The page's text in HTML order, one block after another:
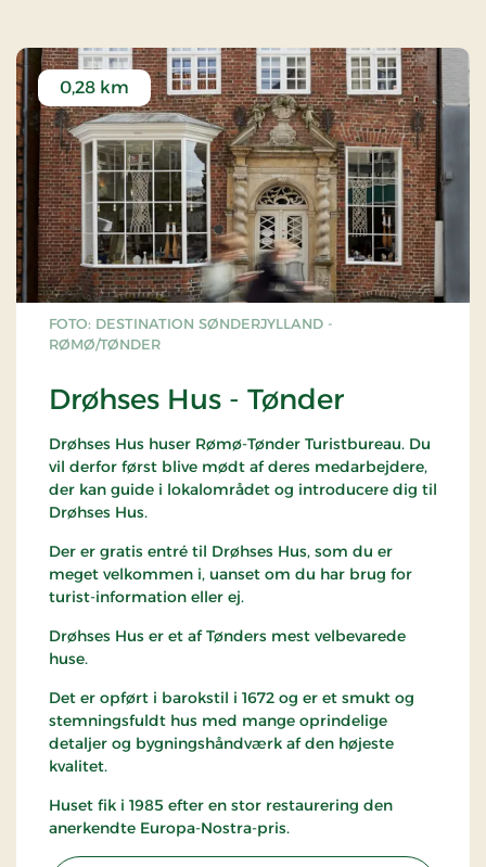
FOTO: DESTINATION SØNDERJYLLAND -
RØMØ/TØNDER
Drøhses Hus - Tønder
0,28 km
Drøhses Hus huser Rømø-Tønder Turistbureau. Du
vil derfor først blive mødt af deres medarbejdere,
der kan guide i lokalområdet og introducere dig til
Drøhses Hus.
Der er gratis entré til Drøhses Hus, som du er
meget velkommen i, uanset om du har brug for
turist-information eller ej.
Drøhses Hus er et af Tønders mest velbevarede
huse.
Det er opført i barokstil i 1672 og er et smukt og
stemningsfuldt hus med mange oprindelige
detaljer og bygningshåndværk af den højeste
kvalitet.
Huset fik i 1985 efter en stor restaurering den
anerkendte Europa-Nostra-pris.